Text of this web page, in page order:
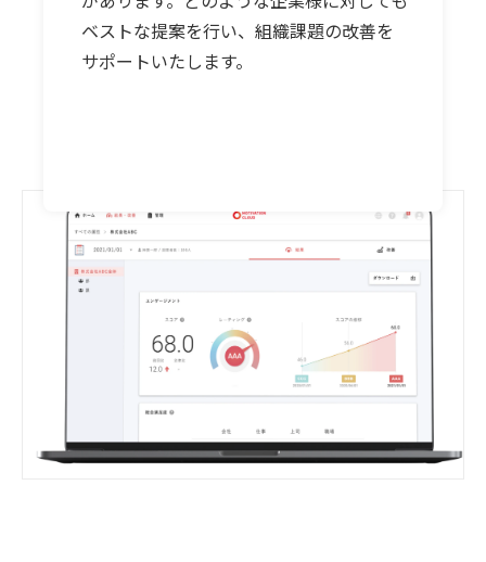
ベストな提案を行い、組織課題の改善を
サポートいたします。